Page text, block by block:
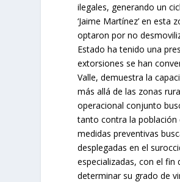
ilegales, generando un
‘Jaime Martínez’ en
optaron por no
Estado ha tenido una
extorsiones se han
Valle, demuestra la
más allá de las zonas
operacional conjunto
tanto contra la población
medidas preventivas
desplegadas en el
especializadas, con el
determinar su grado de